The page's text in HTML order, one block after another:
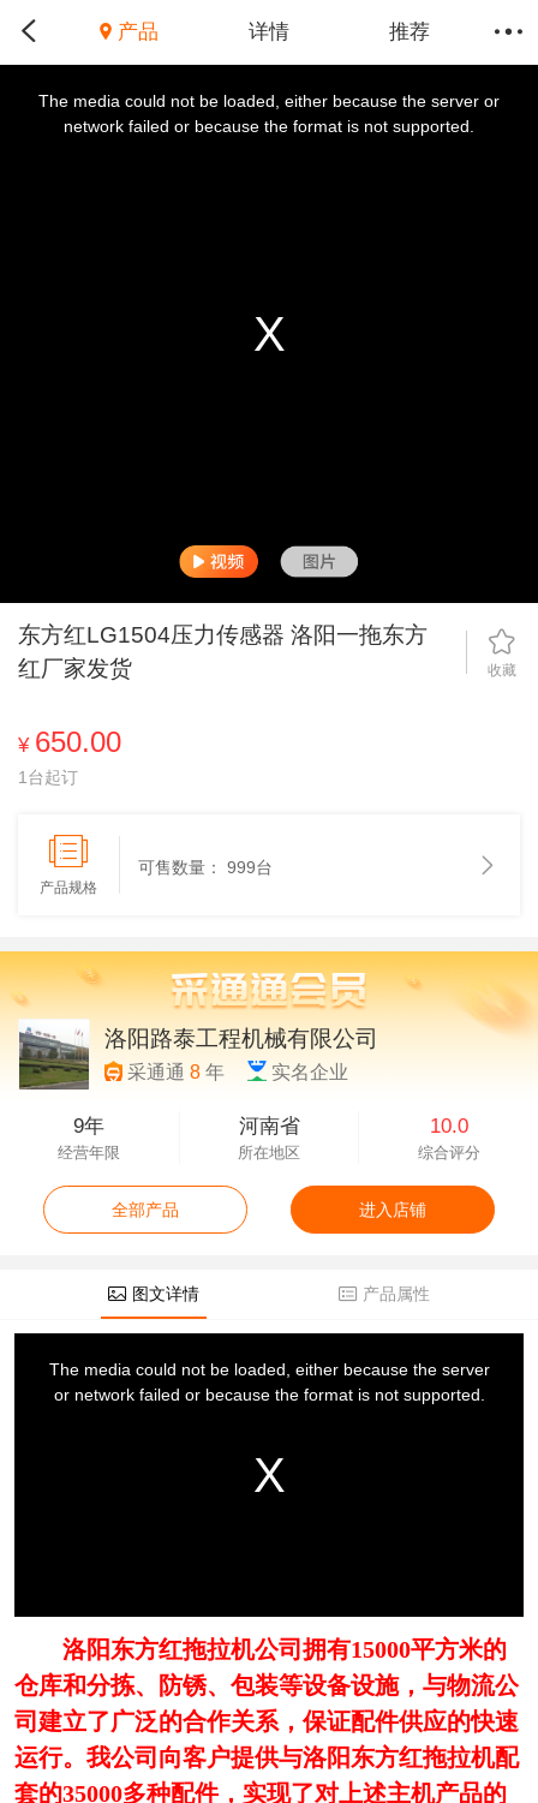
产品 详情 推荐
The media could not be loaded, either because the server or
network failed or because the format is not supported.
东方红LG1504压力传感器 洛阳一拖东方
红厂家发货
收藏
¥ 650.00
1台起订
产品规格
可售数量： 999台
洛阳路泰工程机械有限公司
采通通8 年 实名企业
9年
经营年限
河南省
所在地区
10.0
综合评分
全部产品 进入店铺
图文详情 产品属性
The media could not be loaded, either because the server
or network failed or because the format is not supported.
洛阳东方红拖拉机公司拥有15000平方米的
仓库和分拣、防锈、包装等设备设施，与物流公
司建立了广泛的合作关系，保证配件供应的快速
运行。我公司向客户提供与洛阳东方红拖拉机配
套的35000多种配件，实现了对上述主机产品的